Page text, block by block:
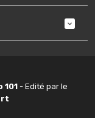
101 - Edité par le